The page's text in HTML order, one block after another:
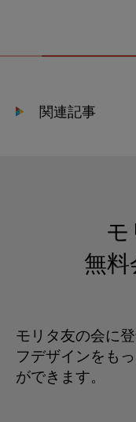
関連記事
モ
無料
モリタ友の会に
フデザインをも
ができます。